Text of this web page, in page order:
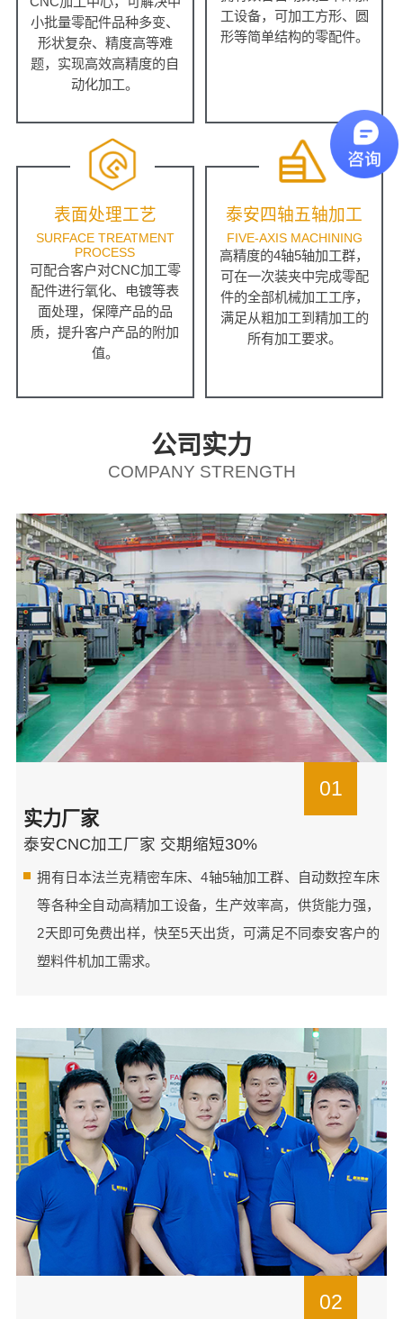
小批量零配件品种多变、
形状复杂、精度高等难
题，实现高效高精度的自
动化加工。
工设备，可加工方形、圆
形等简单结构的零配件。
表面处理工艺
SURFACE TREATMENT
PROCESS
可配合客户对CNC加工零
配件进行氧化、电镀等表
面处理，保障产品的品
质，提升客户产品的附加
值。
泰安四轴五轴加工
FIVE-AXIS MACHINING
高精度的4轴5轴加工群，
可在一次装夹中完成零配
件的全部机械加工工序，
满足从粗加工到精加工的
所有加工要求。
公司实力
COMPANY STRENGTH
01
实力厂家
泰安CNC加工厂家 交期缩短30%
拥有日本法兰克精密车床、4轴5轴加工群、自动数控车床
等各种全自动高精加工设备，生产效率高，供货能力强，
2天即可免费出样，快至5天出货，可满足不同泰安客户的
塑料件机加工需求。
02